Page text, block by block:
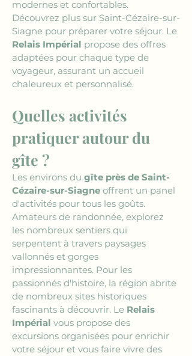
modernes et confortables.
Découvrez plus sur Saint-Cézaire-sur-
Siagne pour préparer votre séjour. Le
Relais Impérial propose des offres
adaptées pour chaque type de
voyageur, assurant un accueil
chaleureux et personnalisé.
Quelles activités
pratiquer autour du
gîte ?
Les environs du gîte près de Saint-
Cézaire-sur-Siagne offrent un panel
d'activités pour tous les goûts.
Amateurs de randonnée, explorez
les nombreux sentiers qui
serpentent à travers paysages
vallonnés et gorges
impressionnantes. Pour les
passionnés d'histoire, la région abrite
de nombreux sites historiques
fascinants à découvrir. Le Relais
Impérial vous propose des
excursions organisées pour enrichir
votre séjour et vous faire vivre des